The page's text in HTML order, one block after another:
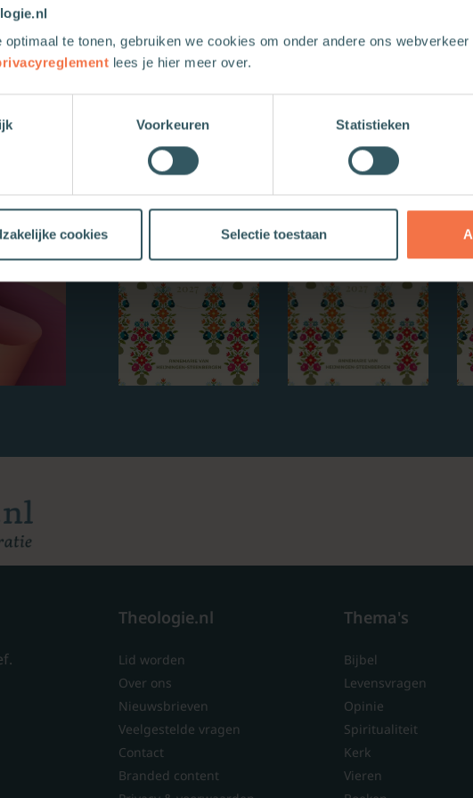
te tonen, gebruiken we cookies om onder andere ons webverkeer
lees je hier meer over.
Voorkeuren Statistieken
cookies Selectie toestaan
Nieuwe boeken
Theologie.nl
Lid worden
Over ons
Nieuwsbrieven
Veelgestelde vragen
Contact
Branded content
Thema's
Bijbel
Levensvragen
Opinie
Spiritualiteit
Kerk
Vieren